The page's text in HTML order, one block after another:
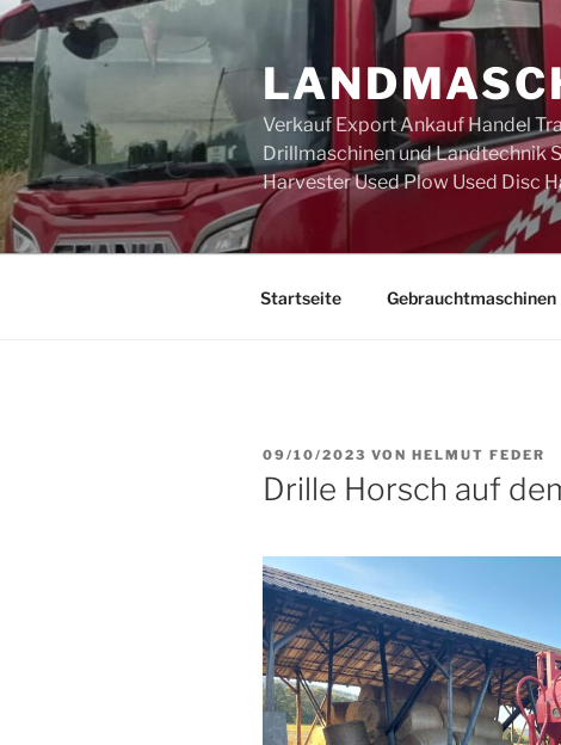
Zum
Inhalt
springen
Verkauf Export Ankauf Handel
Drillmaschinen und Landtechnik
Harvester Used Plow Used Disc
Startseite Gebrauchtmaschinen
VERÖFFENTLICHT
AM
09/10/2023 VON HELMUT FEDER
Drille Horsch auf